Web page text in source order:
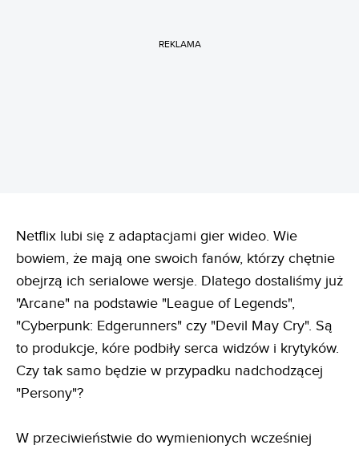
REKLAMA
Netflix lubi się z adaptacjami gier wideo. Wie
bowiem, że mają one swoich fanów, którzy chętnie
obejrzą ich serialowe wersje. Dlatego dostaliśmy już
"Arcane" na podstawie "League of Legends",
"Cyberpunk: Edgerunners" czy "Devil May Cry". Są
to produkcje, kóre podbiły serca widzów i krytyków.
Czy tak samo będzie w przypadku nadchodzącej
"Persony"?
W przeciwieństwie do wymienionych wcześniej